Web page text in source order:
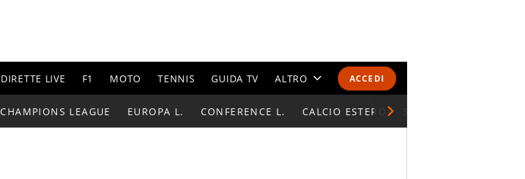
ACCEDI
DIRETTE LIVE F1 MOTO TENNIS GUIDA TV ALTRO
CALENDARI E CLASSIFICHE
CHAMPIONS LEAGUE EUROPA L. CONFERENCE L. CALCIO ESTERO